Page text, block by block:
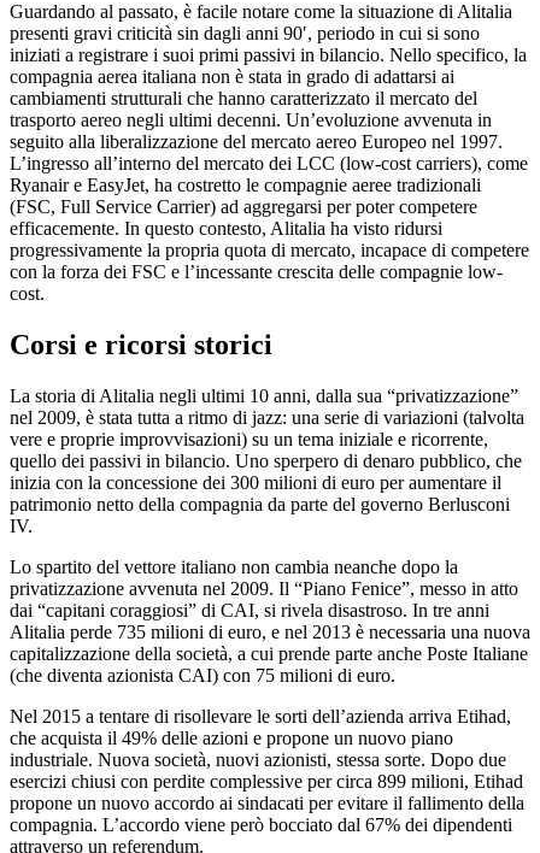
Guardando al passato, è facile notare come la situazione di Alitalia
presenti gravi criticità sin dagli anni 90′, periodo in cui si sono
iniziati a registrare i suoi primi passivi in bilancio. Nello specifico, la
compagnia aerea italiana non è stata in grado di adattarsi ai
cambiamenti strutturali che hanno caratterizzato il mercato del
trasporto aereo negli ultimi decenni. Un’evoluzione avvenuta in
seguito alla liberalizzazione del mercato aereo Europeo nel 1997.
L’ingresso all’interno del mercato dei LCC (low-cost carriers), come
Ryanair e EasyJet, ha costretto le compagnie aeree tradizionali
(FSC, Full Service Carrier) ad aggregarsi per poter competere
efficacemente. In questo contesto, Alitalia ha visto ridursi
progressivamente la propria quota di mercato, incapace di competere
con la forza dei FSC e l’incessante crescita delle compagnie low-
cost.
Corsi e ricorsi storici
La storia di Alitalia negli ultimi 10 anni, dalla sua “privatizzazione”
nel 2009, è stata tutta a ritmo di jazz: una serie di variazioni (talvolta
vere e proprie improvvisazioni) su un tema iniziale e ricorrente,
quello dei passivi in bilancio. Uno sperpero di denaro pubblico, che
inizia con la concessione dei 300 milioni di euro per aumentare il
patrimonio netto della compagnia da parte del governo Berlusconi
IV.
Lo spartito del vettore italiano non cambia neanche dopo la
privatizzazione avvenuta nel 2009. Il “Piano Fenice”, messo in atto
dai “capitani coraggiosi” di CAI, si rivela disastroso. In tre anni
Alitalia perde 735 milioni di euro, e nel 2013 è necessaria una nuova
capitalizzazione della società, a cui prende parte anche Poste Italiane
(che diventa azionista CAI) con 75 milioni di euro.
Nel 2015 a tentare di risollevare le sorti dell’azienda arriva Etihad,
che acquista il 49% delle azioni e propone un nuovo piano
industriale. Nuova società, nuovi azionisti, stessa sorte. Dopo due
esercizi chiusi con perdite complessive per circa 899 milioni, Etihad
propone un nuovo accordo ai sindacati per evitare il fallimento della
compagnia. L’accordo viene però bocciato dal 67% dei dipendenti
attraverso un referendum.